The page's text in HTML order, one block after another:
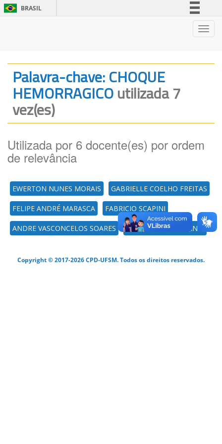
BRASIL
Legislação
Canais
Palavra-chave: CHOQUE
HEMORRAGICOutilizada 7
vez(es)
Utilizada por 6 docente(es) por ordem
de relevância
EWERTON NUNES MORAIS GABRIELLE COELHO FREITAS
FELIPE ANDRÉ MARASCA FABRICIO SCAPINI
ANDRE VASCONCELOS SOARES ALEXANDRE MAZZANTI
Copyright © 2017-2026 CPD-UFSM. Todos os direitos reservados.